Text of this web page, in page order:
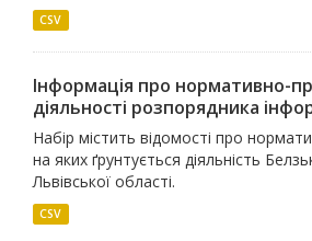
CSV
Інформація про нормативно-
діяльності розпорядника
Набір містить відомості про
на яких ґрунтується діяльність
Львівської області.
CSV